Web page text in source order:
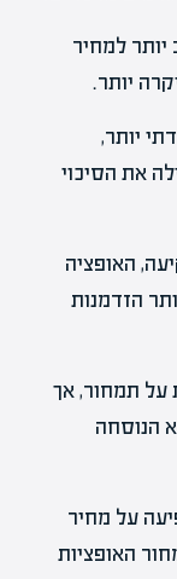
למחיר
יותר.
יותר,
את הסיכוי
האופציה
הזדמנות
על תמחור, אך
הנוסחה
על מחיר
האופציות